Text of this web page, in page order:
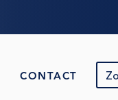
CONTACT